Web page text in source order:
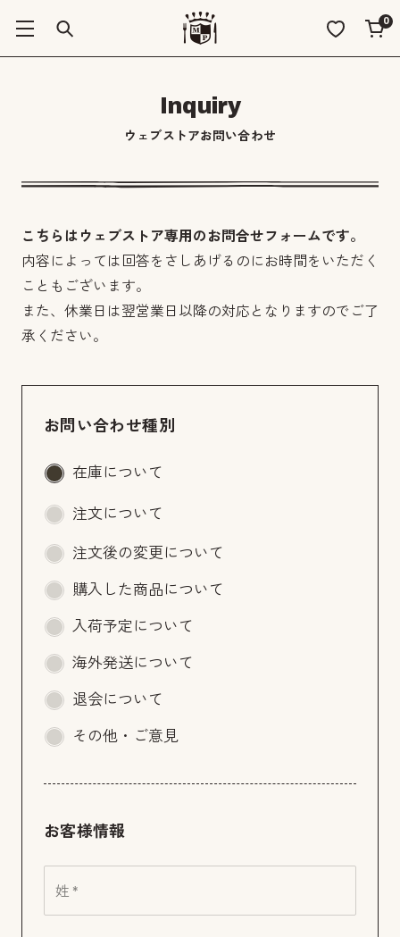
0
Inquiry
ウェブストアお問い合わせ
こちらはウェブストア専用のお問合せフォームです。
内容によっては回答をさしあげるのにお時間をいただく
こともございます。
また、休業日は翌営業日以降の対応となりますのでご了
承ください。
お問い合わせ種別
在庫について
注文について
注文後の変更について
購入した商品について
入荷予定について
海外発送について
退会について
その他・ご意見
お客様情報
姓 *